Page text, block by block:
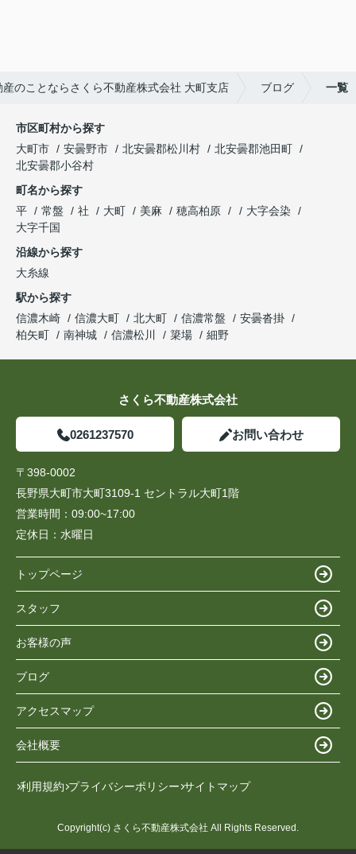
のことならさくら不動産株式会社 大町支店 ブログ 一覧
市区町村から探す
大町市
安曇野市 北安曇郡松川村
北安曇郡池田町
北安曇郡小谷村
町名から探す
平
常盤 社 大町 美麻 穂高柏原
大字会染
大字千国
沿線から探す
大糸線
駅から探す
信濃木崎
信濃大町 北大町 信濃常盤
安曇沓掛
柏矢町
南神城 信濃松川 簗場 細野
さくら不動産株式会社
0261237570 お問い合わせ
〒398-0002
長野県大町市大町3109-1 セントラル大町1階
営業時間： 09:00~17:00
定休日： 水曜日
トップページ
スタッフ
お客様の声
ブログ
アクセスマップ
会社概要
利用規約 プライバシーポリシー サイトマップ
Copyright(c) さくら不動産株式会社 All Rights Reserved.